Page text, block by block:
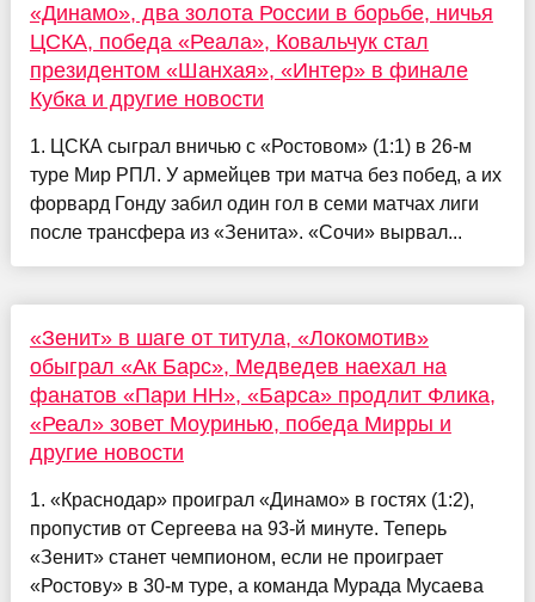
«Динамо», два золота России в борьбе, ничья
ЦСКА, победа «Реала», Ковальчук стал
президентом «Шанхая», «Интер» в финале
Кубка и другие новости
1. ЦСКА сыграл вничью с «Ростовом» (1:1) в 26-м
туре Мир РПЛ. У армейцев три матча без побед, а их
форвард Гонду забил один гол в семи матчах лиги
после трансфера из «Зенита». «Сочи» вырвал...
«Зенит» в шаге от титула, «Локомотив»
обыграл «Ак Барс», Медведев наехал на
фанатов «Пари НН», «Барса» продлит Флика,
«Реал» зовет Моуринью, победа Мирры и
другие новости
1. «Краснодар» проиграл «Динамо» в гостях (1:2),
пропустив от Сергеева на 93-й минуте. Теперь
«Зенит» станет чемпионом, если не проиграет
«Ростову» в 30-м туре, а команда Мурада Мусаева